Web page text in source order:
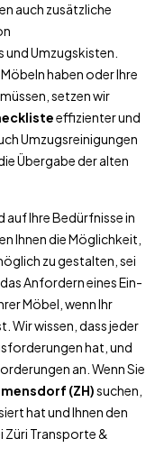
auch zusätzliche
Umzugskisten.
haben oder Ihre
setzen wir
effizienter und
Umzugsreinigungen
Übergabe der alten
auf Ihre Bedürfnisse in
Ihnen die Möglichkeit,
zu gestalten, sei
Anfordern eines Ein-
Möbel, wenn Ihr
Wir wissen, dass jeder
hat, und
an. Wenn Sie
(ZH)suchen,
hat und Ihnen den
Züri Transporte &